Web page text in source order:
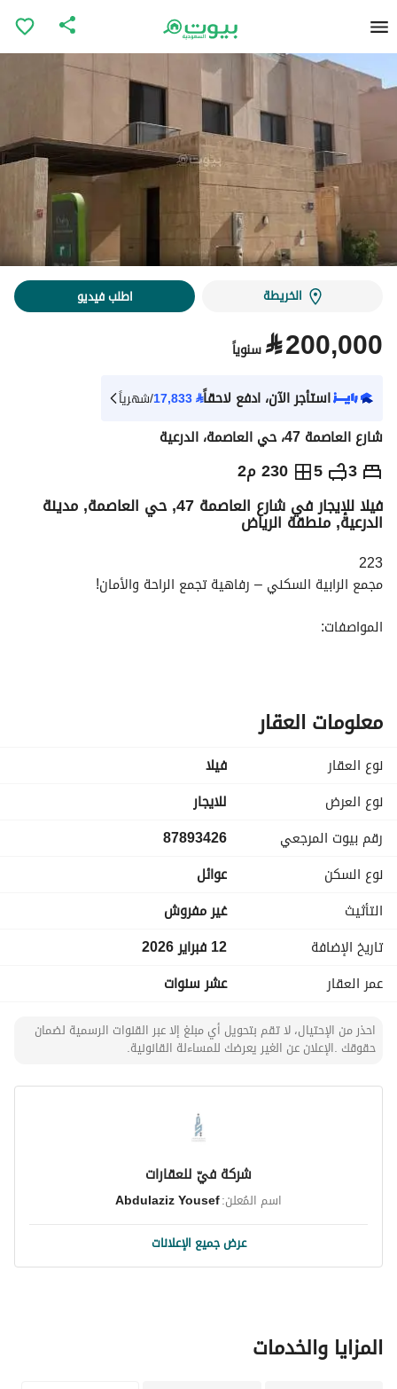
الخريطة اطلب فيديو
⃁200,000 سنوياً
استأجر الآن، ادفع لاحقاً⃁
17,833/شهرياً
شارع العاصمة 47، حي العاصمة، الدرعية
3
5 230 م2 ⃁
200,000 سنوياً
الإعلان الاماكن القريبة فيلا للإيجار في شارع العاصمة 47, حي العاصمة, مدينة
الدرعية, منطقة الرياض
223
مجمع الرابية السكني – رفاهية تجمع الراحة والأمان!
المواصفات:
مكيفات راكبة لجميع الغرف
5 دورات مياه بتشطيبات فاخرة
حوش خاص يمنحك الخصوصية والراحة
غرفة خادمة مستقلة
غرفة سائق
مدخل سيارة خاص
نادي رياضي نسائي
نادي رياضي رجالي
حدائق جميلة ومناظر طبيعية
ملاعب أطفال آمنة وممتعة
للتواصل والاستفسار: 920022709
معلومات العقار
نوع العقار
فیلا
نوع العرض
للايجار
رقم بيوت المرجعي
87893426
نوع السكن
عوائل
التأثيث
غير مفروش
تاريخ الإضافة
12 فبراير 2026
عمر العقار
عشر سنوات
احذر من الإحتيال، لا تقم بتحويل أي مبلغ إلا عبر القنوات الرسمية لضمان
حقوقك .الإعلان عن الغير يعرضك للمساءلة القانونية.
شركة فيّ للعقارات
اسم المُعلن:Abdulaziz Yousef
عرض جميع الإعلانات
المزايا والخدمات